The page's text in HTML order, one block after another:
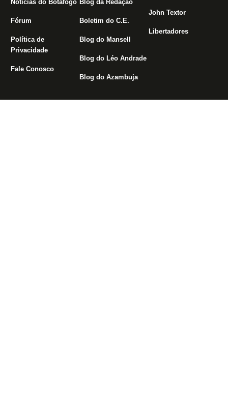
Notícias do Botafogo
Fórum
Política de
Privacidade
Fale Conosco
Blog da Redação
Boletim do C.E.
Blog do Mansell
Blog do Léo Andrade
Blog do Azambuja
John Textor
Libertadores